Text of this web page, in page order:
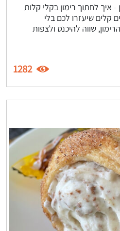
- איך לחתוך רימון בקלי קלות
קלים שיעזרו לכם בלי
שווה להיכנס ולצפות
1282